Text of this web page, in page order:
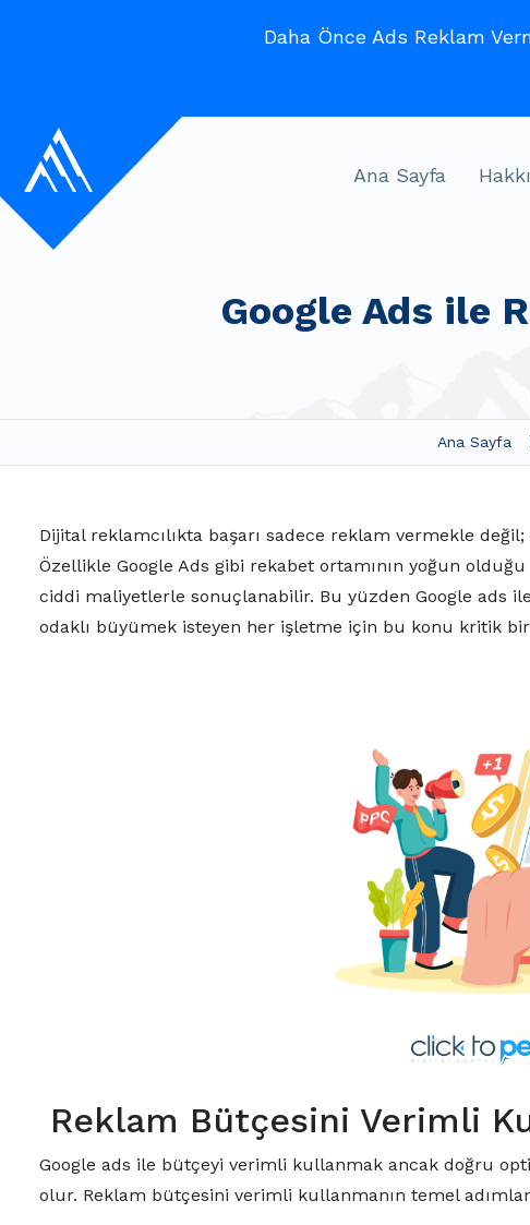
Daha Önce Ads Reklam
Ana Sayfa
Google Ads ile
Ana Sayfa
Dijital reklamcılıkta başarı sadece reklam vermekle
Özellikle Google Ads gibi rekabet ortamının yoğun
ciddi maliyetlerle sonuçlanabilir. Bu yüzden Google ads
odaklı büyümek isteyen her işletme için bu konu kritik
Reklam Bütçesini Verimli
Google ads ile bütçeyi verimli kullanmak ancak doğru
olur. Reklam bütçesini verimli kullanmanın temel